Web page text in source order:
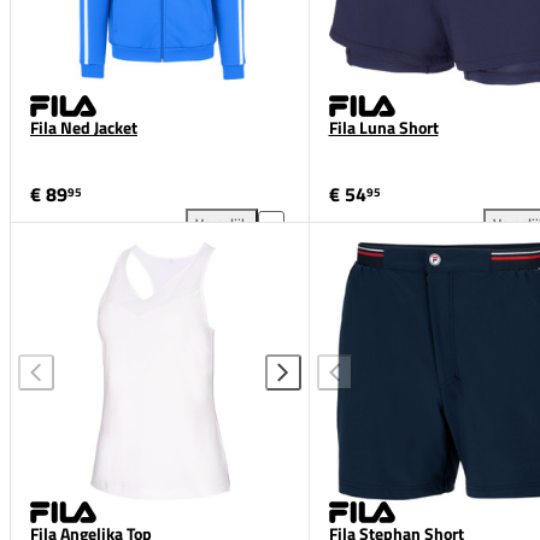
Fila Ned Jacket
€ 8995
Vergelijk
Fila Ned Jacket toevoegen aan vergelijking
Fila Luna Short
€ 5495
Fila Angelika Top Fila Stephan Short